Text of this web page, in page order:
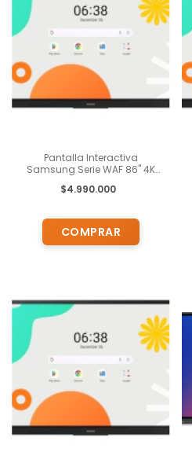
Pantalla Interactiva
Samsung Serie WAF 86" 4K
$4.990.000